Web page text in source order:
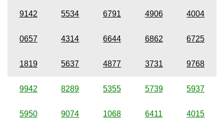
9142 5534 6791 4906 4004
0657 4314 6644 6862 6725
1819 5637 4877 3731 9768
9942 8289 5355 5739 5937
5950 9074 1068 6411 4015